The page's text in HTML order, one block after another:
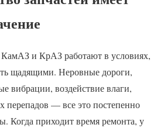
и КрАЗ работают в условиях,
щадящими. Неровные дороги,
вибрации, воздействие влаги,
перепадов — все это постепенно
Когда приходит время ремонта, у